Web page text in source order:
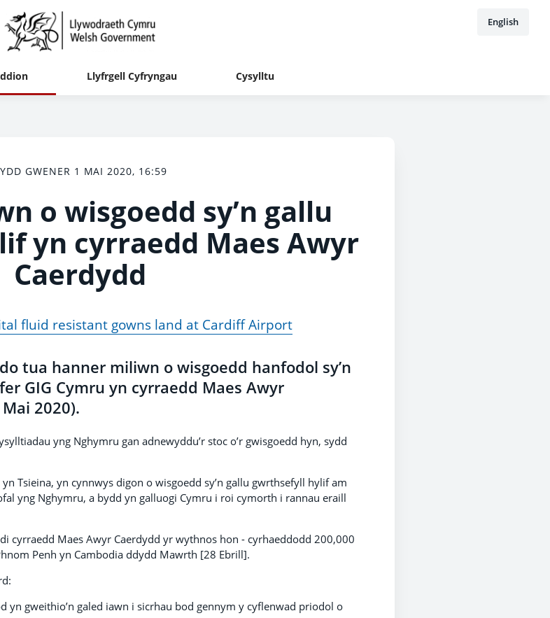
English
Llyfrgell Cyfryngau Cysylltu
GWENER 1 MAI 2020, 16:59
o wisgoedd sy’n gallu
yn cyrraedd Maes Awyr
Caerdydd
fluid resistant gowns land at Cardiff Airport
tua hanner miliwn o wisgoedd hanfodol sy’n
GIG Cymru yn cyrraedd Maes Awyr
2020).
yng Nghymru gan adnewyddu’r stoc o’r gwisgoedd hyn, sydd
Tsieina, yn cynnwys digon o wisgoedd sy’n gallu gwrthsefyll hylif am
yng Nghymru, a bydd yn galluogi Cymru i roi cymorth i rannau eraill
cyrraedd Maes Awyr Caerdydd yr wythnos hon - cyrhaeddodd 200,000
Penh yn Cambodia ddydd Mawrth [28 Ebrill].
yn gweithio’n galed iawn i sicrhau bod gennym y cyflenwad priodol o